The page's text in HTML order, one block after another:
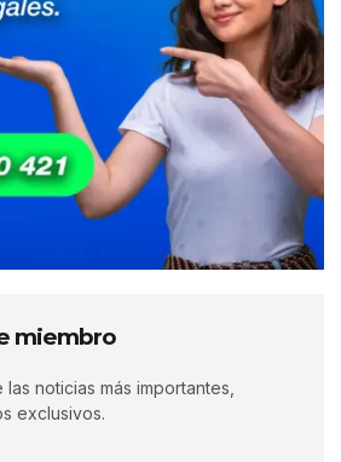
miembro
noticias más importantes,
exclusivos.